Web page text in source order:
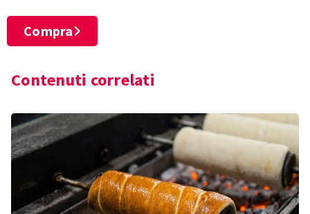
Compra
Contenuti correlati